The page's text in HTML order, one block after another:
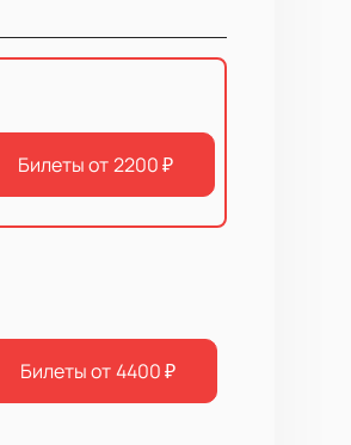
Билеты от 2200₽
Билеты от 4400₽